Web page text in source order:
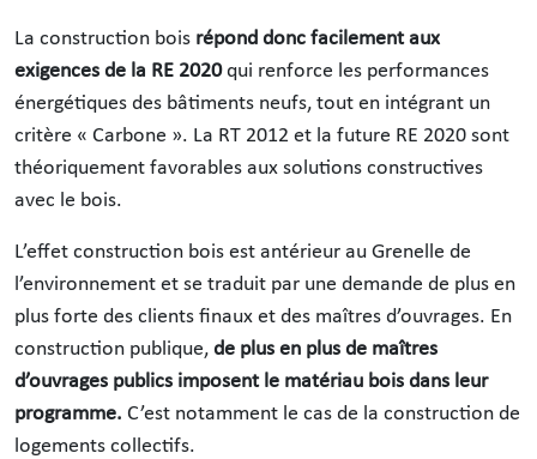
La construction bois répond donc facilement aux
exigences de la RE 2020qui renforce les performances
énergétiques des bâtiments neufs, tout en intégrant un
critère « Carbone ». La RT 2012 et la future RE 2020 sont
théoriquement favorables aux solutions constructives
avec le bois.
L’effet construction bois est antérieur au Grenelle de
l’environnement et se traduit par une demande de plus en
plus forte des clients finaux et des maîtres d’ouvrages. En
construction publique, de plus en plus de maîtres
d’ouvrages publics imposent le matériau bois dans leur
programme. C’est notamment le cas de la construction de
logements collectifs.